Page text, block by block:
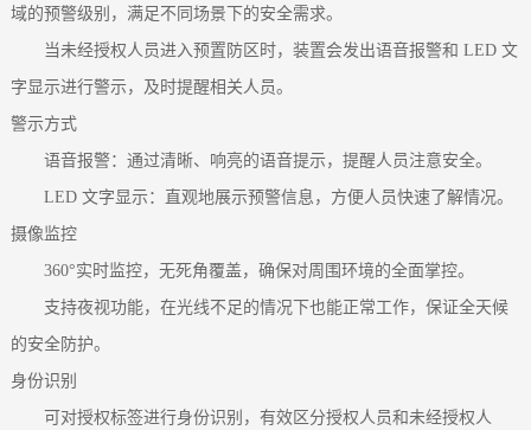
域的预警级别，满足不同场景下的安全需求。
当未经授权人员进入预置防区时，装置会发出语音报警和 LED 文
字显示进行警示，及时提醒相关人员。
警示方式
语音报警：通过清晰、响亮的语音提示，提醒人员注意安全。
LED 文字显示：直观地展示预警信息，方便人员快速了解情况。
摄像监控
360°实时监控，无死角覆盖，确保对周围环境的全面掌控。
支持夜视功能，在光线不足的情况下也能正常工作，保证全天候
的安全防护。
身份识别
可对授权标签进行身份识别，有效区分授权人员和未经授权人